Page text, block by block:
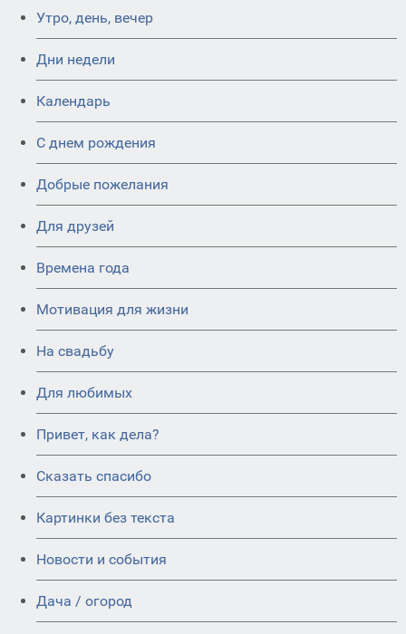
Утро, день, вечер
Дни недели
Календарь
C днем рождения
Добрые пожелания
Для друзей
Времена года
Мотивация для жизни
На свадьбу
Для любимых
Привет, как дела?
Сказать спасибо
Картинки без текста
Новости и события
Дача / огород